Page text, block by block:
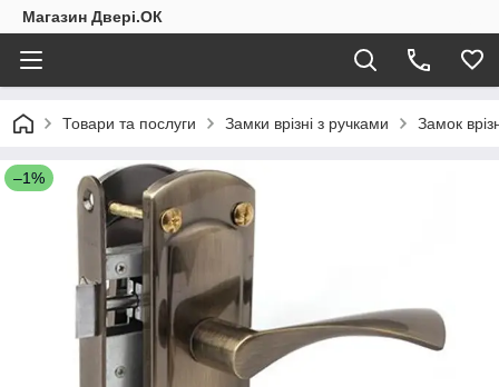
Магазин Двері.ОК
Товари та послуги Замки врізні з ручками Замок
–1%